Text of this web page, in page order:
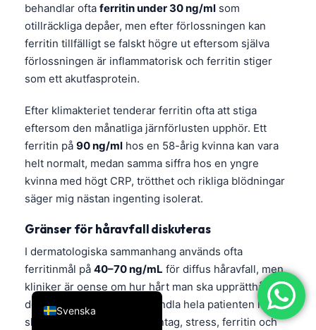
behandlar ofta ferritin under 30 ng/ml som
otillräckliga depåer, men efter förlossningen kan
ferritin tillfälligt se falskt högre ut eftersom själva
förlossningen är inflammatorisk och ferritin stiger
som ett akutfasprotein.
Efter klimakteriet tenderar ferritin ofta att stiga
eftersom den månatliga järnförlusten upphör. Ett
ferritin på 90 ng/ml hos en 58-årig kvinna kan vara
helt normalt, medan samma siffra hos en yngre
kvinna med högt CRP, trötthet och rikliga blödningar
säger mig nästan ingenting isolerat.
Gränser för håravfall diskuteras
I dermatologiska sammanhang används ofta
ferritinmål på 40–70 ng/mL för diffus håravfall, men
kliniker är oense om hur hårt man ska upprätthålla
den nivån. Jag brukar behandla hela patienten här—
sköldkörtelfunktion, kaloriintag, stress, ferritin och
Svenska
English
Deutsch
עִבְרִית
Italiano
Español
Português
Türkçe
Română
简体中文
فارسی